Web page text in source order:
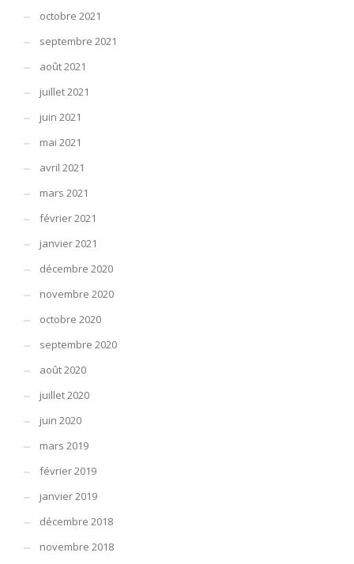
octobre 2021
septembre 2021
août 2021
juillet 2021
juin 2021
mai 2021
avril 2021
mars 2021
février 2021
janvier 2021
décembre 2020
novembre 2020
octobre 2020
septembre 2020
août 2020
juillet 2020
juin 2020
mars 2019
février 2019
janvier 2019
décembre 2018
novembre 2018